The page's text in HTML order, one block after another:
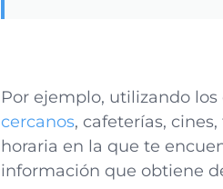
Por ejemplo, utilizando
cercanos, cafeterías,
horaria en la que te
información que obtiene